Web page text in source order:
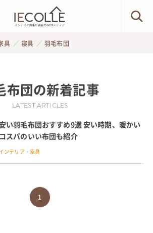
具 寝具 羽毛布団
布団の新着記事
LATEST ARTICLES
い羽毛布団おすすめ9選 安い時期、暖かい
コスパのいい布団も紹介
インテリア・家具
1